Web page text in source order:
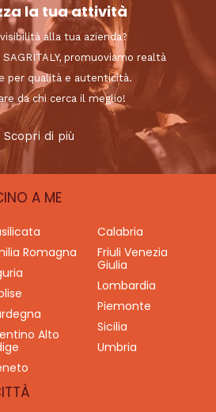
la tua attività
alla tua azienda?
promuoviamo realtà
per qualità e autenticità.
da chi cerca il meglio!
Scopri di più
A ME
Calabria
Romagna
Friuli Venezia
Giulia
Lombardia
Piemonte
Sicilia
Alto
Umbria